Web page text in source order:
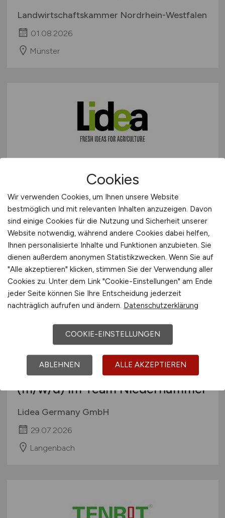
Landwirtschaftskammer Nordrhein-Westfalen
01.08.2026
Münster
Versuchstechniker(m/w/d)
Team Niederhummel
Lidea Germany GmbH
29.07.2026
Langenbach
Versuchstechniker Feldversuche
(m/w/d)im Team Niederhummel
Lidea Germany GmbH
29.07.2026
Langenbach
Cookies
Wir verwenden Cookies, um Ihnen unsere Website
bestmöglich und mit relevanten Inhalten anzuzeigen. Davon
sind einige Cookies für die Nutzung und Sicherheit unserer
Website notwendig, während andere Cookies dabei helfen,
Ihnen personalisierte Inhalte und Funktionen anzubieten. Sie
dienen außerdem anonymen Statistikzwecken. Wenn Sie auf
"Alle akzeptieren" klicken, stimmen Sie der Verwendung aller
Cookies zu. Unter dem Link "Cookie-Einstellungen" am Ende
jeder Seite können Sie Ihre Entscheidung jederzeit
nachträglich aufrufen und ändern. Datenschutzerklärung
COOKIE-EINSTELLUNGEN
ABLEHNEN ALLE AKZEPTIEREN